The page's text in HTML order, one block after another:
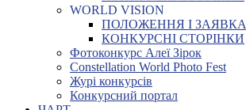
WORLD VISION
ПОЛОЖЕННЯ І ЗАЯВКА
КОНКУРСНІ СТОРІНКИ
Фотоконкурс Алеї Зірок
Constellation World Photo Fest
Журі конкурсів
Конкурсний портал